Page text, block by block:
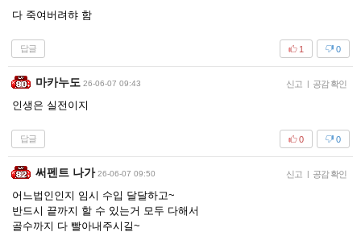
다 죽여버려햐 함
답글 0
1
마카누도 26-06-07 09:43 신고 | 공감 확인
인생은 실전이지
답글 0
0
써펜트 나가 26-06-07 09:50 신고 | 공감 확인
어느법인인지 임시 수입 달달하고~
반드시 끝까지 할 수 있는거 모두 다해서
골수까지 다 빨아내주시길~